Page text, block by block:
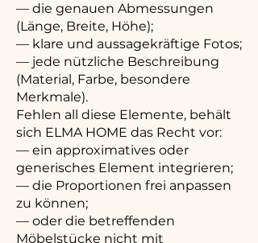
— die genauen Abmessungen
(Länge, Breite, Höhe);
— klare und aussagekräftige Fotos;
— jede nützliche Beschreibung
(Material, Farbe, besondere
Merkmale).
Fehlen all diese Elemente, behält
sich ELMA HOME das Recht vor:
— ein approximatives oder
generisches Element integrieren;
— die Proportionen frei anpassen
zu können;
— oder die betreffenden
Möbelstücke nicht mit